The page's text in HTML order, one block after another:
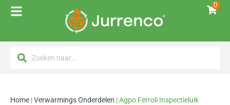
0
Home |Verwarmings Onderdelen |Agpo Ferroli Inspectieluik